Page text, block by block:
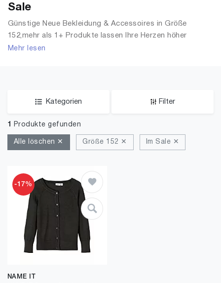
Sale
Günstige Neue Bekleidung & Accessoires in Größe
152,mehr als 1+ Produkte lassen Ihre Herzen höher
schlagen. Entdecken Sie unsere Auswahl an Sale Tops, T-
Mehr lesen
Kategorien Filter
1 Produkte gefunden
Alle löschen ✕ Größe 152 ✕ Im Sale ✕
-17%
NAME IT